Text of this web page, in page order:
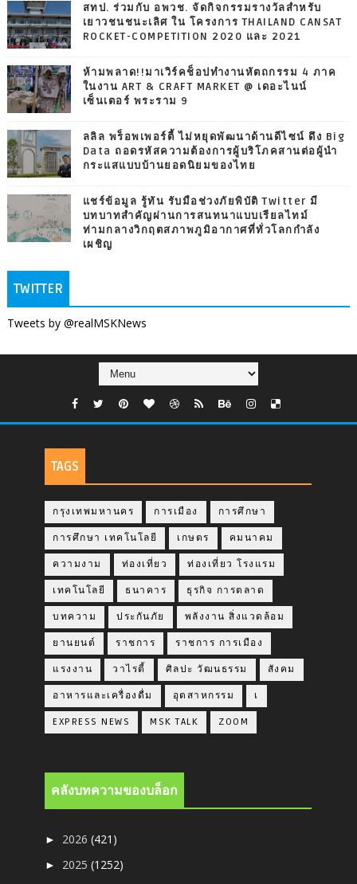
สทป. ร่วมกับ อพวช. จัดกิจกรรมรางวัลสำหรับ
เยาวชนชนะเลิศ ใน โครงการ THAILAND CANSAT
ROCKET-COMPETITION 2020 และ 2021
ห้ามพลาด!!มาเวิร์คช็อปทำงานหัตถกรรม 4 ภาค
ในงาน ART & CRAFT MARKET @ เดอะไนน์
เซ็นเตอร์ พระราม 9
ลลิล พร็อพเพอร์ตี้ ไม่หยุดพัฒนาด้านดีไซน์ ดึง Big
Data ถอดรหัสความต้องการผู้บริโภคสานต่อผู้นำ
กระแสแบบบ้านยอดนิยมของไทย
แชร์ข้อมูล รู้ทัน รับมือช่วงภัยพิบัติ Twitter มี
บทบาทสำคัญผ่านการสนทนาแบบเรียลไทม์
ท่ามกลางวิกฤตสภาพภูมิอากาศที่ทั่วโลกกำลัง
เผชิญ
TWITTER
Tweets by @realMSKNews
TAGS
กรุงเทพมหานคร การเมือง การศึกษา
การศึกษา เทคโนโลยี เกษตร คมนาคม
ความงาม ท่องเที่ยว ท่องเที่ยว โรงแรม
เทคโนโลยี ธนาคาร ธุรกิจ การตลาด
บทความ ประกันภัย พลังงาน สิ่งแวดล้อม
ยานยนต์ ราชการ ราชการ การเมือง
แรงงาน วาไรตี้ ศิลปะ วัฒนธรรม สังคม
อาหารและเครื่องดื่ม อุตสาหกรรม เ
EXPRESS NEWS MSK TALK ZOOM
คลังบทความของบล็อก
► 2026(421)
► 2025(1252)